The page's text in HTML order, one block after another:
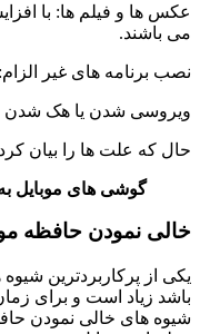
عکس ها و فیلم ها: با
می باشند.
نصب برنامه های غیر
ویروسی شدن یا هک شدن
حال که علت ها را بیان
گوشی های موبایل
خالی نمودن حافظه
یکی از پرکاربردترین
باشد زیاد است و برای
شیوه های خالی نمودن